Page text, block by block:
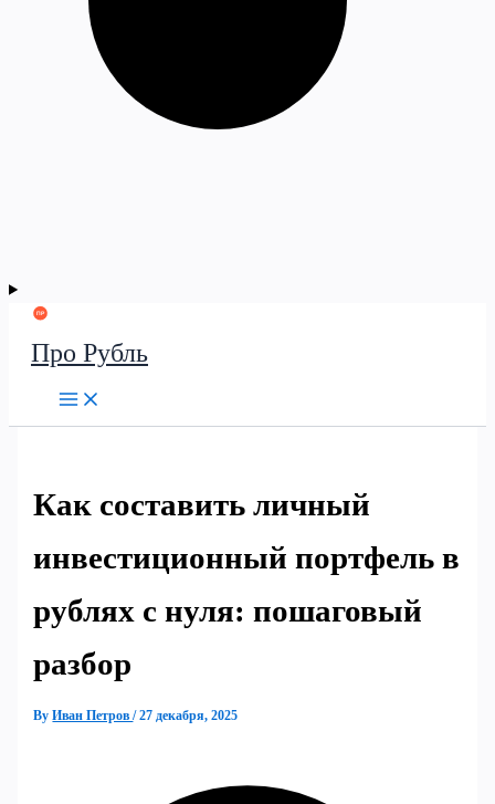
Про Рубль
Как составить личный
инвестиционный портфель в
рублях с нуля: пошаговый
разбор
ByИван Петров/27 декабря, 2025